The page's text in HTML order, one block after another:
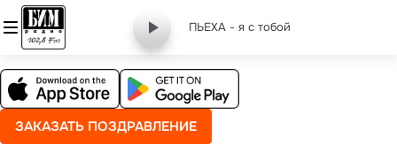
ПЬЕХА - я с тобой
ЗАКАЗАТЬ ПОЗДРАВЛЕНИЕ